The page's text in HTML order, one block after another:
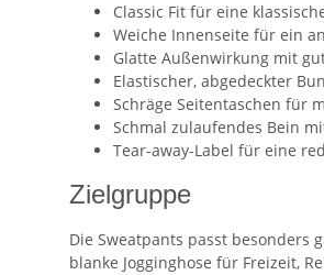
Classic Fit für eine
Weiche Innenseite für ein
Glatte Außenwirkung mit
Elastischer, abgedeckter
Schräge Seitentaschen für
Schmal zulaufendes Bein
Tear-away-Label für eine
Zielgruppe
Die Sweatpants passt besonders
blanke Jogginghose für Freizeit,